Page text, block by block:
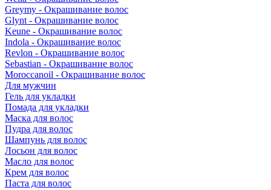
Greymy - Окрашивание волос
Glynt - Окрашивание волос
Keune - Окрашивание волос
Indola - Окрашивание волос
Revlon - Окрашивание волос
Sebastian - Окрашивание волос
Moroccanoil - Окрашивание волос
Для мужчин
Гель для укладки
Помада для укладки
Маска для волос
Пудра для волос
Шампунь для волос
Лосьон для волос
Масло для волос
Крем для волос
Паста для волос